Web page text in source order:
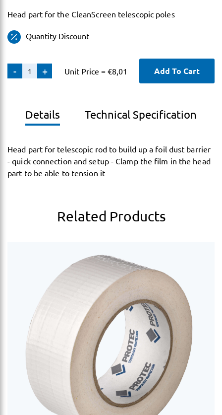
Head part for the CleanScreen telescopic poles
Quantity Discount
-
CleanScreen
foot
poles
quantity
+ Unit Price = €8,01 Add To Cart
Details Technical Specification
Head part for telescopic rod to build up a foil dust barrier
- quick connection and setup - Clamp the film in the head
part to be able to tension it
Related Products